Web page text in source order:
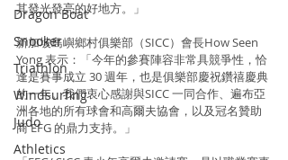
Dragon Boat
Snooker
Triathlon
Windsurfing
Judo
Athletics
其發光發亮的好地方。」
新加坡島嶼鄉村俱樂部（SICC）會長How Seen
Yong 表示：「今年的參賽陣容非常具競爭性，恰
逢是賽事成立 30 週年，也是俱樂部慶祝鑽禧慶典
的一年。我們衷心感謝與SICC 一同合作、遍布亞
洲各地的所有球會和高爾夫協會，以及冠名贊助
商 EFG 的鼎力支持。」